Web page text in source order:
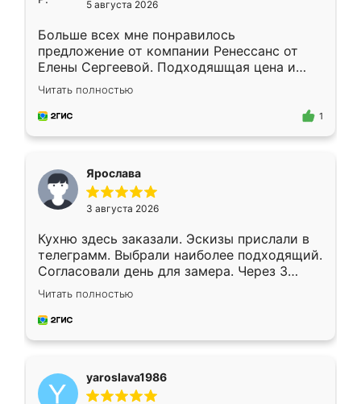
5 августа 2026
Больше всех мне понравилось
предложение от компании Ренессанс от
Елены Сергеевой. Подходяшщая цена и
короткие сроки изготовления. Приехавший
для замера сотрудник Владислав
предложил по моему эскизу самый
Читать полностью
1
Ярослава
3 августа 2026
Кухню здесь заказали. Эскизы прислали в
телеграмм. Выбрали наиболее подходящий.
Согласовали день для замера. Через 3
недели кухня была уже готова. Остались
довольны работой. Спасибо Ренессанс
мебель за качественную работу!
Читать полностью
yaroslava1986